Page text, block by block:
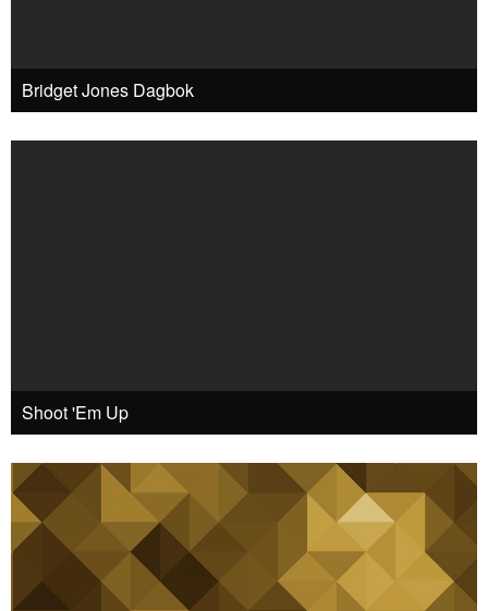
Bridget Jones Dagbok
Shoot 'Em Up